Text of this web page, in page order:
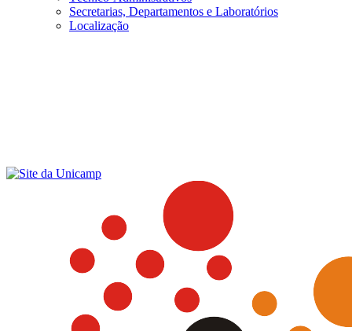
Secretarias, Departamentos e Laboratórios
Localização